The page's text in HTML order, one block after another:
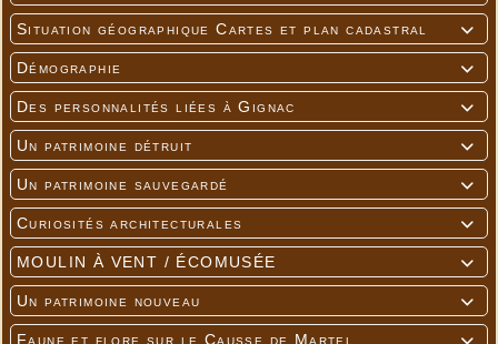

Situation géographique Cartes et plan cadastral

Démographie

Des personnalités liées à Gignac

Un patrimoine détruit

Un patrimoine sauvegardé

Curiosités architecturales

MOULIN À VENT / ÉCOMUSÉE

Un patrimoine nouveau

Faune et flore sur le Causse de Martel